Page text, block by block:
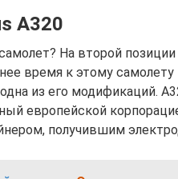
A320
На второй
время к этому
из его модификаций.
европейской
получившим